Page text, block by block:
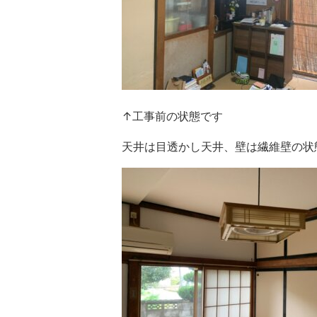
↑工事前の状態です
天井は目透かし天井、壁は繊維壁の